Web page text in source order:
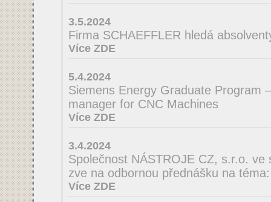
3.5.2024
Firma SCHAEFFLER hledá
Více ZDE
5.4.2024
Siemens Energy Graduate Program
manager for CNC Machines
Více ZDE
3.4.2024
Společnost NÁSTROJE CZ, s.r.o. ve
zve na odbornou přednášku na
Více ZDE